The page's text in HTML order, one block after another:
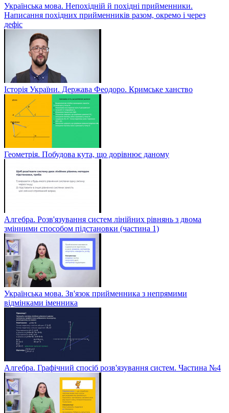
Українська мова. Непохідній й похідні прийменники.
Написання похідних прийменників разом, окремо і через
дефіс
Історія України. Держава Феодоро. Кримське ханство
Геометрія. Побудова кута, що дорівнює даному
Алгебра. Розв'язування систем лінійних рівнянь з двома
змінними способом підстановки (частина 1)
Українська мова. Зв'язок прийменника з непрямими
відмінками іменника
Алгебра. Графічний спосіб розв'язування систем. Частина №4